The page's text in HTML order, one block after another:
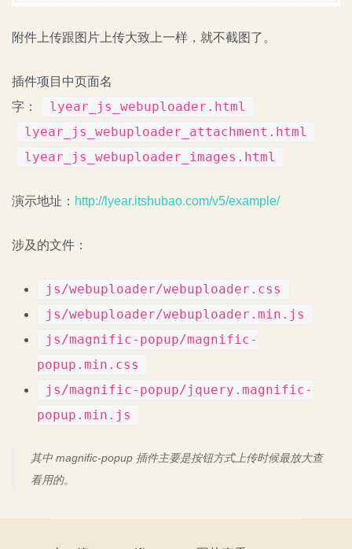
附件上传跟图片上传大致上一样，就不截图了。
插件项目中页面名
字：
lyear_js_webuploader.html
lyear_js_webuploader_attachment.html
lyear_js_webuploader_images.html
演示地址： http://lyear.itshubao.com/v5/example/
涉及的文件：
js/webuploader/webuploader.css
js/webuploader/webuploader.min.js
js/magnific-popup/magnific-
popup.min.css
js/magnific-popup/jquery.magnific-
popup.min.js
其中 magnific-popup 插件主要是按钮方式上传时候最放大查
看用的。